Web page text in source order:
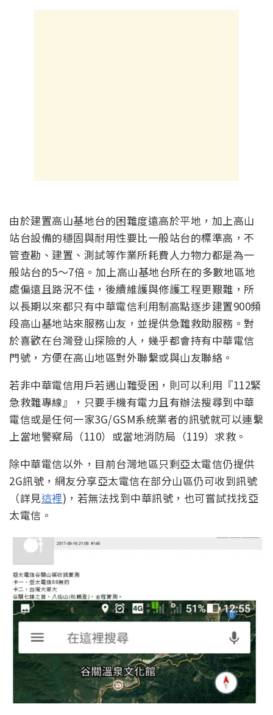
由於建置高山基地台的困難度遠高於平地，加上高山
站台設備的穩固與耐用性要比一般站台的標準高，不
管查勘、建置、測試等作業所耗費人力物力都是為一
般站台的5～7倍。加上高山基地台所在的多數地區地
處偏遠且路況不佳，後續維護與修護工程更艱難，所
以長期以來都只有中華電信利用制高點逐步建置900頻
段高山基地站來服務山友，並提供急難救助服務。對
於喜歡在台灣登山探險的人，幾乎都會持有中華電信
門號，方便在高山地區對外聯繫或與山友聯絡。
若非中華電信用戶若遇山難受困，則可以利用『112緊
急救難專線』，只要手機有電力且有辦法搜尋到中華
電信或是任何一家3G/GSM系統業者的訊號就可以連繫
上當地警察局（110）或當地消防局（119）求救。
除中華電信以外，目前台灣地區只剩亞太電信仍提供
2G訊號，網友分享亞太電信在部分山區仍可收到訊號
（詳見這裡)，若無法找到中華訊號，也可嘗試找找亞
太電信。